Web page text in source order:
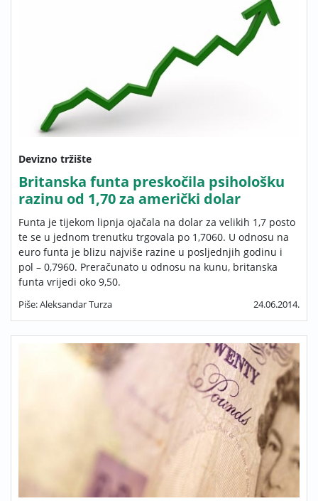
Devizno tržište
Britanska funta preskočila psihološku
razinu od 1,70 za američki dolar
Funta je tijekom lipnja ojačala na dolar za velikih 1,7 posto
te se u jednom trenutku trgovala po 1,7060. U odnosu na
euro funta je blizu najviše razine u posljednjih godinu i
pol – 0,7960. Preračunato u odnosu na kunu, britanska
funta vrijedi oko 9,50.
Piše: Aleksandar Turza 24.06.2014.